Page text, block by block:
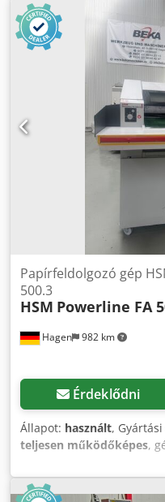
munkafelületből áll,
szilárdan tartja az anyagot
kezelő külső rajzokat
közvetlenül használhatja
A gép csak ipari
Hagen 982 km
Papírfeldolgozó gép
500.3
HSM Powerline FA
Érdeklődni
Állapot: használt, Gyártási
teljesen működőképes,
, HSM Powerline
csúcskategóriás, nagy
Ez az erőteljes gép ideális